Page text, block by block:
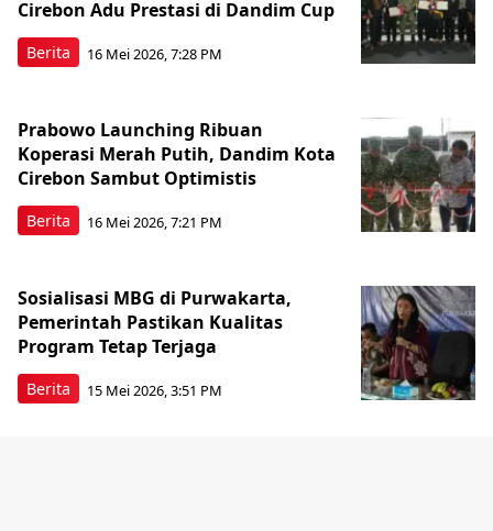
Berita
Cirebon Adu Prestasi di Dandim Cup
16 Mei 2026, 7:28 PM
Berita
Prabowo Launching Ribuan
Koperasi Merah Putih, Dandim Kota
Cirebon Sambut Optimistis
16 Mei 2026, 7:21 PM
Berita
Sosialisasi MBG di Purwakarta,
Pemerintah Pastikan Kualitas
Program Tetap Terjaga
15 Mei 2026, 3:51 PM